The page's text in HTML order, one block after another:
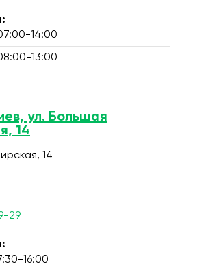
14:00
13:00
ул. Большая
14
14
29
16:00